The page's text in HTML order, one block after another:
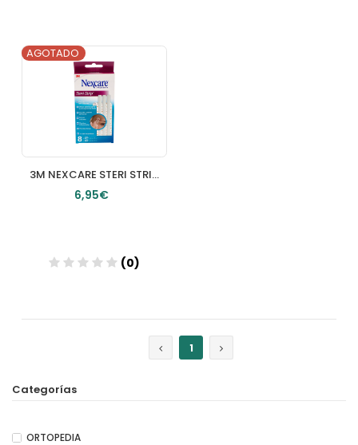
Añadir
3M NEXCARE STERI STRIP SUTURAS CUTANEAS ADHESIVA 3 U 6 X 75 MM Y 5 U 3 X 75 MM
6,95€
AGOTADO
(0)
1
Categorías
ORTOPEDIA